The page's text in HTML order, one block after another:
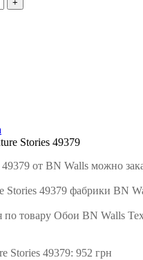
Stories 49379
от BN Walls можно
49379 фабрики BN
по товару Обои BN Walls
Stories 49379: 952 грн